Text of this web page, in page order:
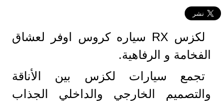
لكزس RX سياره كروس اوفر لعشاق
الفخامة و الرفاهية.
تجمع سيارات لكزس بين الأناقة
والتصميم الخارجي والداخلي الجذاب